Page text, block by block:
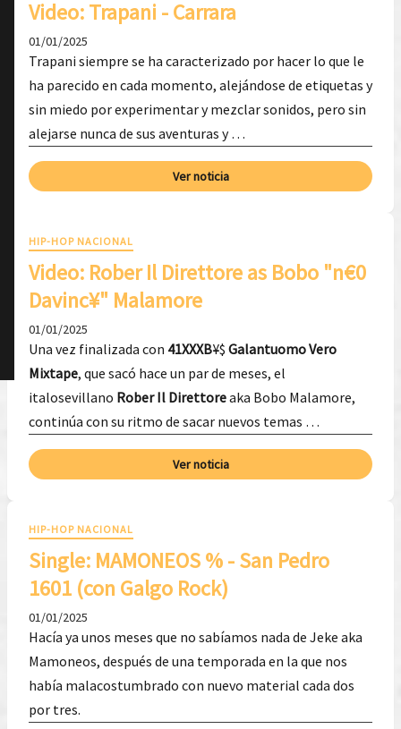
Video: Trapani - Carrara
01/01/2025
Trapani siempre se ha caracterizado por hacer lo que le
ha parecido en cada momento, alejándose de etiquetas y
sin miedo por experimentar y mezclar sonidos, pero sin
alejarse nunca de sus aventuras y …
Ver noticia
HIP-HOP NACIONAL
Video: Rober Il Direttore as Bobo "n€0
Davinc¥" Malamore
01/01/2025
Una vez finalizada con 41XXXB¥$ Galantuomo Vero
Mixtape, que sacó hace un par de meses, el
italosevillano Rober Il Direttoreaka Bobo Malamore,
continúa con su ritmo de sacar nuevos temas …
Ver noticia
HIP-HOP NACIONAL
Single: MAMONEOS % - San Pedro
1601 (con Galgo Rock)
01/01/2025
Hacía ya unos meses que no sabíamos nada de Jeke aka
Mamoneos, después de una temporada en la que nos
había malacostumbrado con nuevo material cada dos
por tres.